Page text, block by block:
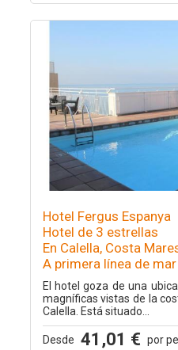
Hotel Fergus Espanya
Hotel de 3 estrellas
En Calella, Costa
A primera línea de mar
El hotel goza de una
magníficas vistas de la
Calella. Está situado...
Desde 41,01 € por